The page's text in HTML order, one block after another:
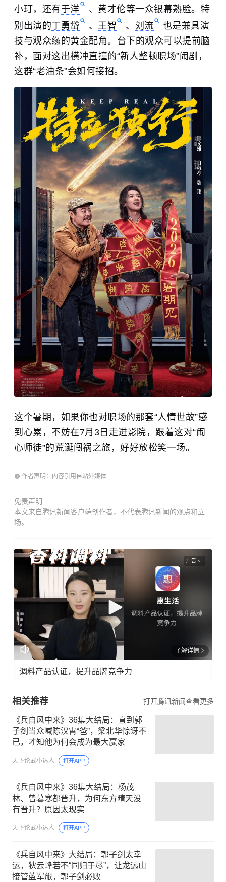
小玎，还有于洋
、黄才伦等一众银幕熟脸。特
别出演的丁勇岱 、 王智 、 刘流
也是兼具演
技与观众缘的黄金配角。台下的观众可以提前脑
补，面对这出横冲直撞的“新人整顿职场”闹剧，
这群“老油条”会如何接招。
这个暑期，如果你也对职场的那套“人情世故”感
到心累，不妨在7月3日走进影院，跟着这对“闹
心师徒”的荒诞闯祸之旅，好好放松笑一场。
作者声明：内容引用自站外媒体
免责声明
本文来自腾讯新闻客户端创作者，不代表腾讯新闻的观点和立
场。
广告
了解详情
调料产品认证，提升品牌竞争力
相关推荐 打开腾讯新闻查看更多
《兵自风中来》36集大结局：直到郭
子剑当众喊陈汉霄“爸”，梁北华惊讶不
已，才知他为何会成为最大赢家
天下论武小达人 打开APP
《兵自风中来》36集大结局：杨茂
林、曾暮寒都晋升，为何东方晴天没
有晋升？原因太现实
天下论武小达人 打开APP
《兵自风中来》大结局：郭子剑太幸
运，狄云峰若不“同归于尽”，让龙远山
接管蓝军旅，郭子剑必败